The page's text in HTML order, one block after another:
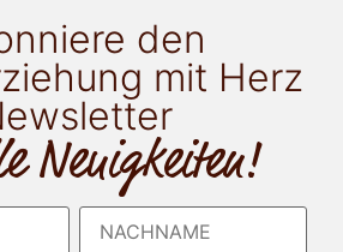
den
mit Herz
Neuigkeiten!